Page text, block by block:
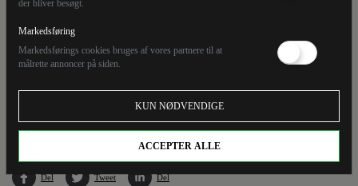
der bliver besøgt.
Markedsføring
Markedsførings cookies bruges af vores partnere til at
målrette annoncer på siden.
KUN NØDVENDIGE
ACCEPTER ALLE
person, som lækkede Donald Trumps selvangivelse til medierne.
Del Tweet Del